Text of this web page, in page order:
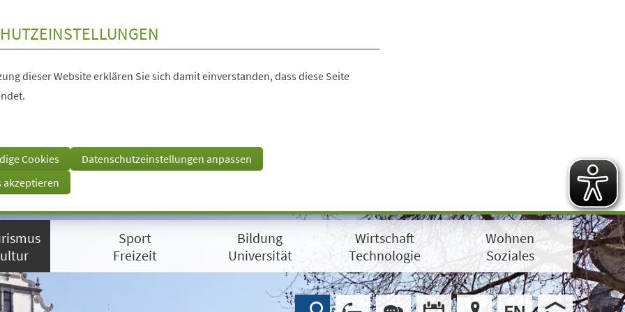
dieser Website erklären Sie sich damit einverstanden, dass diese Seite
Cookies
Datenschutzeinstellungen anpassen
akzeptieren
Sport
Freizeit
Bildung
Universität
Wirtschaft
Technologie
Wohnen
Soziales